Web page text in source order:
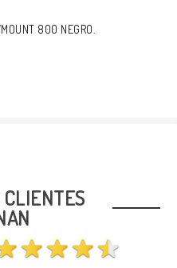
800 NEGRO.
CLIENTES